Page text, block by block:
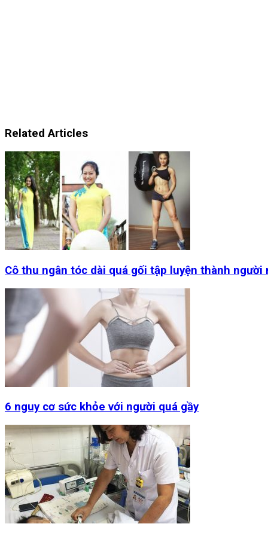
Related Articles
Cô thu ngân tóc dài quá gối tập luyện thành người
6 nguy cơ sức khỏe với người quá gầy